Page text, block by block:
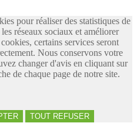
pour réaliser des statistiques de
réseaux sociaux et améliorer
certains services seront
Nous conservons votre
changer d'avis en cliquant sur
de chaque page de notre site.
TOUT REFUSER